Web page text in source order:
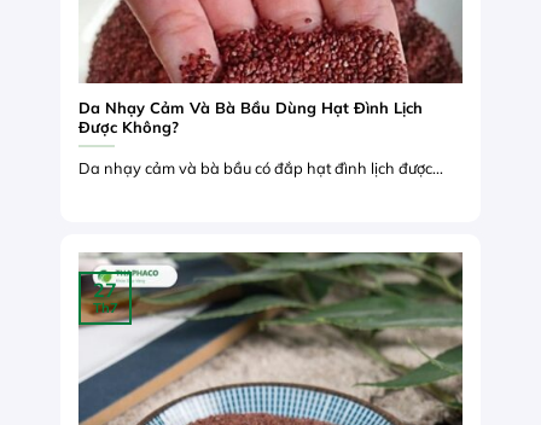
Da Nhạy Cảm Và Bà Bầu Dùng Hạt Đình Lịch
Được Không?
Da nhạy cảm và bà bầu có đắp hạt đình lịch được...
27
Th7